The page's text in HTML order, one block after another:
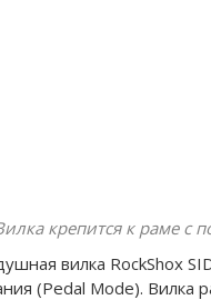
крепится к раме с
вилка RockShox
(Pedal Mode). Вилка